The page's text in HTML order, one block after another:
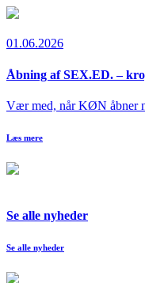
01.06.2026
Åbning af SEX.ED. –
Vær med, når KØN åbner
Læs mere
Se alle nyheder
Se alle nyheder